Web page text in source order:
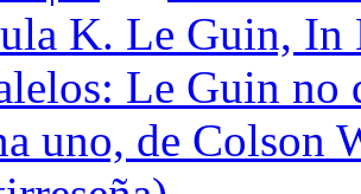
K. Le Guin, In
Le Guin no
uno, de Colson